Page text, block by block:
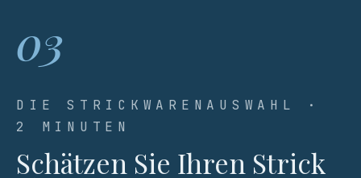
03
DIE STRICKWARENAUSWAHL ·
2 MINUTEN
Schätzen Sie Ihren Strick